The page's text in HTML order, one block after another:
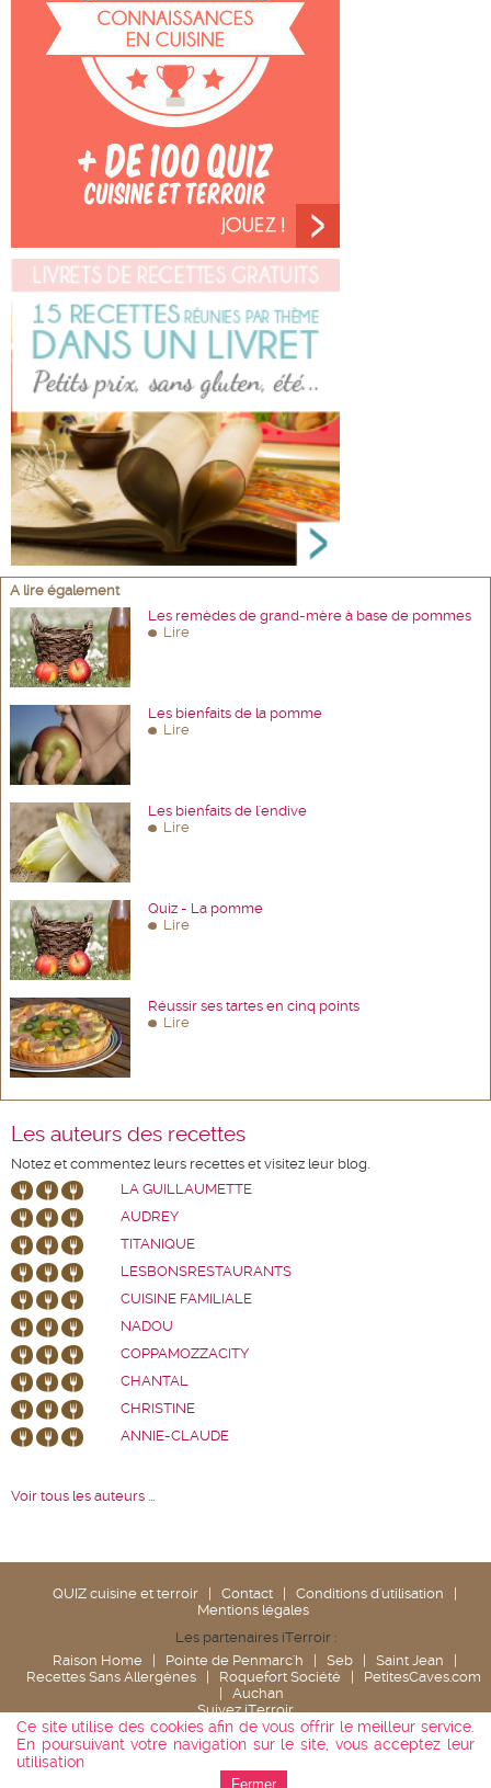
A lire également
Les remèdes de grand-mère à base de pommes
Lire
Les bienfaits de la pomme
Lire
Les bienfaits de l'endive
Lire
Quiz - La pomme
Lire
Réussir ses tartes en cinq points
Lire
Les auteurs des recettes
Notez et commentez leurs recettes et visitez leur blog.
LA GUILLAUMETTE
AUDREY
TITANIQUE
LESBONSRESTAURANTS
CUISINE FAMILIALE
NADOU
COPPAMOZZACITY
CHANTAL
CHRISTINE
ANNIE-CLAUDE
Voir tous les auteurs ...
QUIZ cuisine et terroir Contact Conditions d'utilisation
Mentions légales
Les partenaires iTerroir :
Raison Home
Pointe de Penmarc'h Seb Saint Jean
Recettes Sans Allergènes
Roquefort Société
PetitesCaves.com
Auchan
Suivez iTerroir
Ce site utilise des cookies afin de vous offrir le meilleur service.
En poursuivant votre navigation sur le site, vous acceptez leur
utilisation
Fermer